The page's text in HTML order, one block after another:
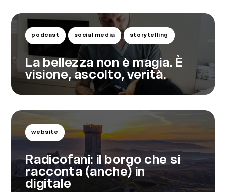
podcast social media storytelling
La bellezza non è magia. È
visione, ascolto, verità.
website
Radicofani: il borgo che si
racconta (anche) in
digitale